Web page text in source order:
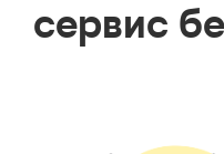
сервис